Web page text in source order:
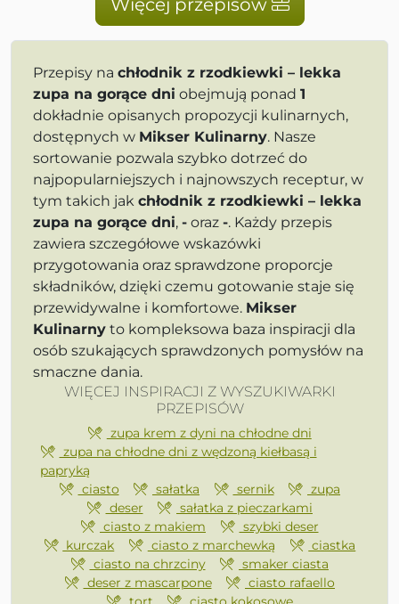
Więcej przepisów
Przepisy na chłodnik z rzodkiewki – lekka
zupa na gorące dni obejmują ponad 1
dokładnie opisanych propozycji kulinarnych,
dostępnych w Mikser Kulinarny. Nasze
sortowanie pozwala szybko dotrzeć do
najpopularniejszych i najnowszych receptur, w
tym takich jak chłodnik z rzodkiewki – lekka
zupa na gorące dni, - oraz -. Każdy przepis
zawiera szczegółowe wskazówki
przygotowania oraz sprawdzone proporcje
składników, dzięki czemu gotowanie staje się
przewidywalne i komfortowe. Mikser
Kulinarny to kompleksowa baza inspiracji dla
osób szukających sprawdzonych pomysłów na
smaczne dania.
WIĘCEJ INSPIRACJI Z WYSZUKIWARKI
PRZEPISÓW
zupa krem z dyni na chłodne dni
zupa na chłodne dni z wędzoną kiełbasą i
papryką
ciasto
sałatka sernik
zupa
deser
sałatka z pieczarkami
ciasto z makiem
szybki deser
kurczak
ciasto z marchewką
ciastka
ciasto na chrzciny
smaker ciasta
deser z mascarpone
ciasto rafaello